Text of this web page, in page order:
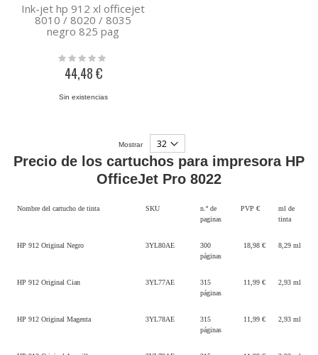
Ink-jet hp 912 xl officejet
8010 / 8020 / 8035
negro 825 pag
Rating:
44,48 €
Sin existencias
Mostrar
Precio de los cartuchos para impresora HP
OfficeJet Pro 8022
Nombre del cartucho de tinta SKU
n.º de
paginas
PVP €
ml de
tinta
HP 912 Original Negro 3YL80AE
300
páginas
18,98 € 8,29 ml
HP 912 Original Cian 3YL77AE
315
páginas
11,99 € 2,93 ml
HP 912 Original Magenta 3YL78AE
315
páginas
11,99 € 2,93 ml